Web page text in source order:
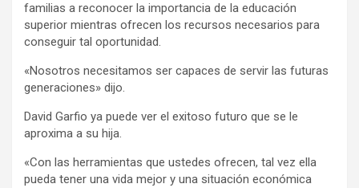
familias a reconocer la importancia de la educación
superior mientras ofrecen los recursos necesarios para
conseguir tal oportunidad.
«Nosotros necesitamos ser capaces de servir las futuras
generaciones» dijo.
David Garfio ya puede ver el exitoso futuro que se le
aproxima a su hija.
«Con las herramientas que ustedes ofrecen, tal vez ella
pueda tener una vida mejor y una situación económica